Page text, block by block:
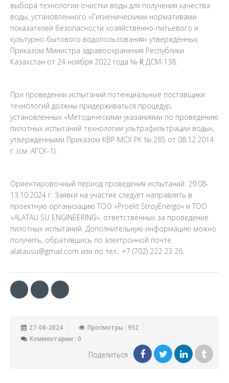
выбора технологии очистки воды для получения качества
воды, установленного «Гигиеническими нормативами
показателей безопасности хозяйственно-питьевого и
культурно-бытового водопользования» утверждённых
Приказом Министра здравоохранения Республики
Казахстан от 24 ноября 2022 года № ҚР ДСМ-138.
При проведении испытаний потенциальные поставщики
технологий должны придерживаться процедур,
установленных «Методическими указаниями по проведению
пилотных испытаний технологии ультрафильтрации воды»,
утверждёнными Приказом КВР МСХ РК № 285 от 08.12.2014
г. (см. АГСК-1).
Ориентировочный период проведения испытаний: 29.08-
13.10.2024 г. Заявки на участие следует направлять в
проектную организацию ТОО «Proekt StroyEnergo» и ТОО
«ALATAU SU ENGINEERING», ответственных за проведение
пилотных испытаний. Дополнительную информацию можно
получить, обратившись по электронной почте
alatausu@gmail.com или по тел.: +7 (702) 222 23 26.
27-08-2024
Просмотры : 952
Комментарии : 0
Поделиться :